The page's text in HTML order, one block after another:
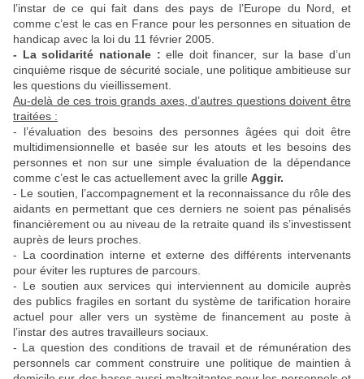
l’instar de ce qui fait dans des pays de l’Europe du Nord, et
comme c’est le cas en France pour les personnes en situation de
handicap avec la loi du 11 février 2005.
- La solidarité nationale : elle doit financer, sur la base d’un
cinquième risque de sécurité sociale, une politique ambitieuse sur
les questions du vieillissement.
Au-delà de ces trois grands axes, d’autres questions doivent être
traitées :
- l’évaluation des besoins des personnes âgées qui doit être
multidimensionnelle et basée sur les atouts et les besoins des
personnes et non sur une simple évaluation de la dépendance
comme c’est le cas actuellement avec la grille Aggir.
- Le soutien, l’accompagnement et la reconnaissance du rôle des
aidants en permettant que ces derniers ne soient pas pénalisés
financièrement ou au niveau de la retraite quand ils s’investissent
auprès de leurs proches.
- La coordination interne et externe des différents intervenants
pour éviter les ruptures de parcours.
- Le soutien aux services qui interviennent au domicile auprès
des publics fragiles en sortant du système de tarification horaire
actuel pour aller vers un système de financement au poste à
l’instar des autres travailleurs sociaux.
- La question des conditions de travail et de rémunération des
personnels car comment construire une politique de maintien à